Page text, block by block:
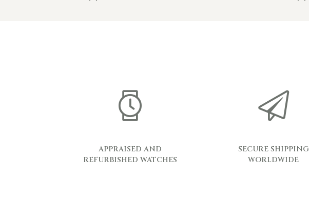
APPRAISED AND
REFURBISHED WATCHES
SECURE SHIPPING
WORLDWIDE